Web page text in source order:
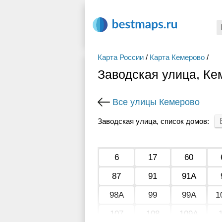
Карта России / Карта Кемерово /
Заводская улица,
Все улицы Кемерово
Заводская улица, список домов:
6 17 60
87
91 91А
98А
99 99А
107
108 109А